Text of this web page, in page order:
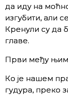
да иду на
изгубити, али
Кренули су да
главе.
Први међу
Ко је нашем
гудура, преко